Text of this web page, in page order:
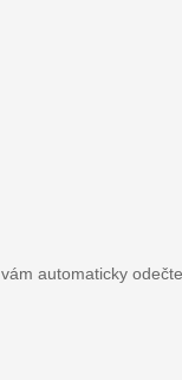
automaticky odečte